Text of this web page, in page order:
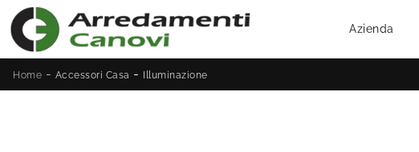
Azienda
Home - Accessori Casa - Illuminazione